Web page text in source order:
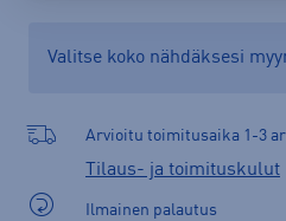
Valitse koko nähdäksesi
Arvioitu toimitusaika 1-3
Tilaus- ja toimituskulut
Ilmainen palautus